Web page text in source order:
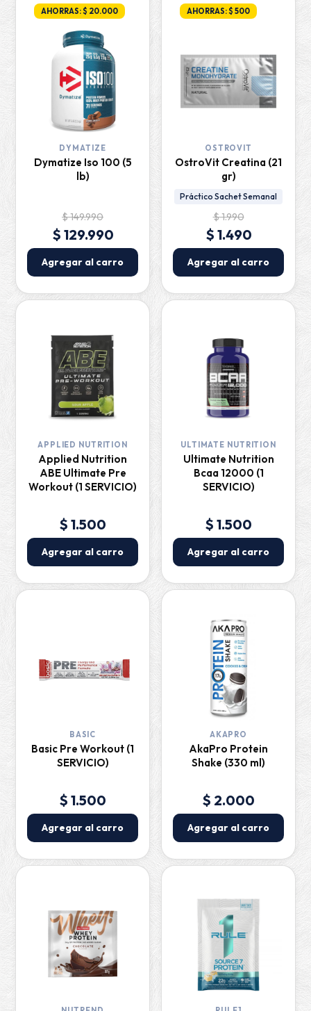
AHORRAS: $ 20.000
DYMATIZE
Dymatize Iso 100 (5
lb)
$ 149.990
$ 129.990
Agregar al carro
AHORRAS: $ 500
OSTROVIT
OstroVit Creatina (21
gr)
Práctico Sachet Semanal
$ 1.990
$ 1.490
Agregar al carro
APPLIED NUTRITION
Applied Nutrition
ABE Ultimate Pre
Workout (1 SERVICIO)
$ 1.500
Agregar al carro
ULTIMATE NUTRITION
Ultimate Nutrition
Bcaa 12000 (1
SERVICIO)
$ 1.500
Agregar al carro
BASIC
Basic Pre Workout (1
SERVICIO)
$ 1.500
Agregar al carro
AKAPRO
AkaPro Protein
Shake (330 ml)
$ 2.000
Agregar al carro